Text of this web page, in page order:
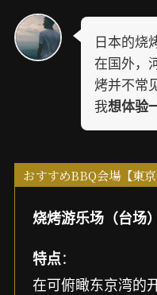
日本的烧
在国外，
烤并不常
我想体验
おすすめBBQ会場【東京
烧烤游乐场（台场）
特点：
在可俯瞰东京湾的